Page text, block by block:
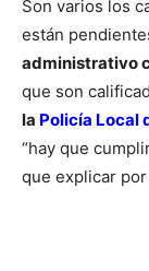
Son varios los
están
administrativo
que son
la Policía Local
“hay que
que explicar por